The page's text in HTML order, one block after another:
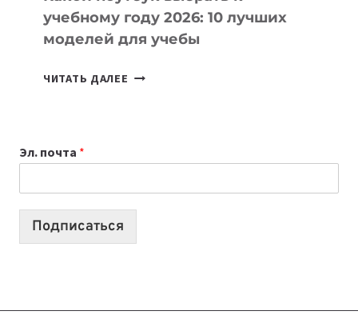
учебному году 2026: 10 лучших
моделей для учебы
ЧИТАТЬ ДАЛЕЕ КАКОЙ
2026:
10
Эл. почта *
Подписаться